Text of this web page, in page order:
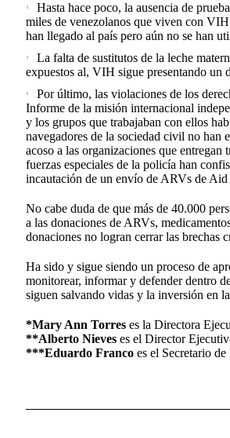
Hasta hace poco, la ausencia de
miles de venezolanos que viven con
han llegado al país pero aún no se han
La falta de sustitutos de la leche
expuestos al, VIH sigue presentando un
Por último, las violaciones de los
Informe de la misión internacional
y los grupos que trabajaban con ellos
navegadores de la sociedad civil no han
acoso a las organizaciones que
fuerzas especiales de la policía han
incautación de un envío de ARVs de
No cabe duda de que más de 40.000
a las donaciones de ARVs,
donaciones no logran cerrar las brechas
Ha sido y sigue siendo un proceso de
monitorear, informar y defender dentro
siguen salvando vidas y la inversión en
*Mary Ann Torres es la Directora
**Alberto Nieves es el Director
***Eduardo Franco es el Secretario